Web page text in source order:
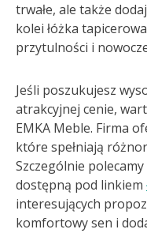
trwałe, ale także
kolei łóżka
przytulności i
Jeśli poszukujesz
atrakcyjnej cenie,
EMKA Meble. Firma
które spełniają
Szczególnie
dostępną pod linkiem
interesujących
komfortowy sen i